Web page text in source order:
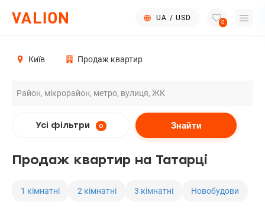
UA / USD
0
Київ Продаж квартир
Усі фільтри 0 Знайти
Продаж квартир на Татарці
1 кімнатні 2 кімнатні 3 кімнатні Новобудови